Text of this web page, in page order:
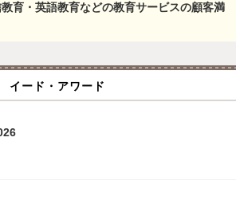
教育・英語教育などの教育サービスの顧客満
イード・アワード